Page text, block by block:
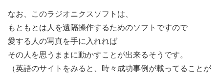
なお、このラジオニクスソフトは、
もともとは人を遠隔操作するためのソフトですので
愛する人の写真を手に入れれば
その人を思うままに動かすことが出来るそうです。
（英語のサイトをみると、時々成功事例が載ってることが